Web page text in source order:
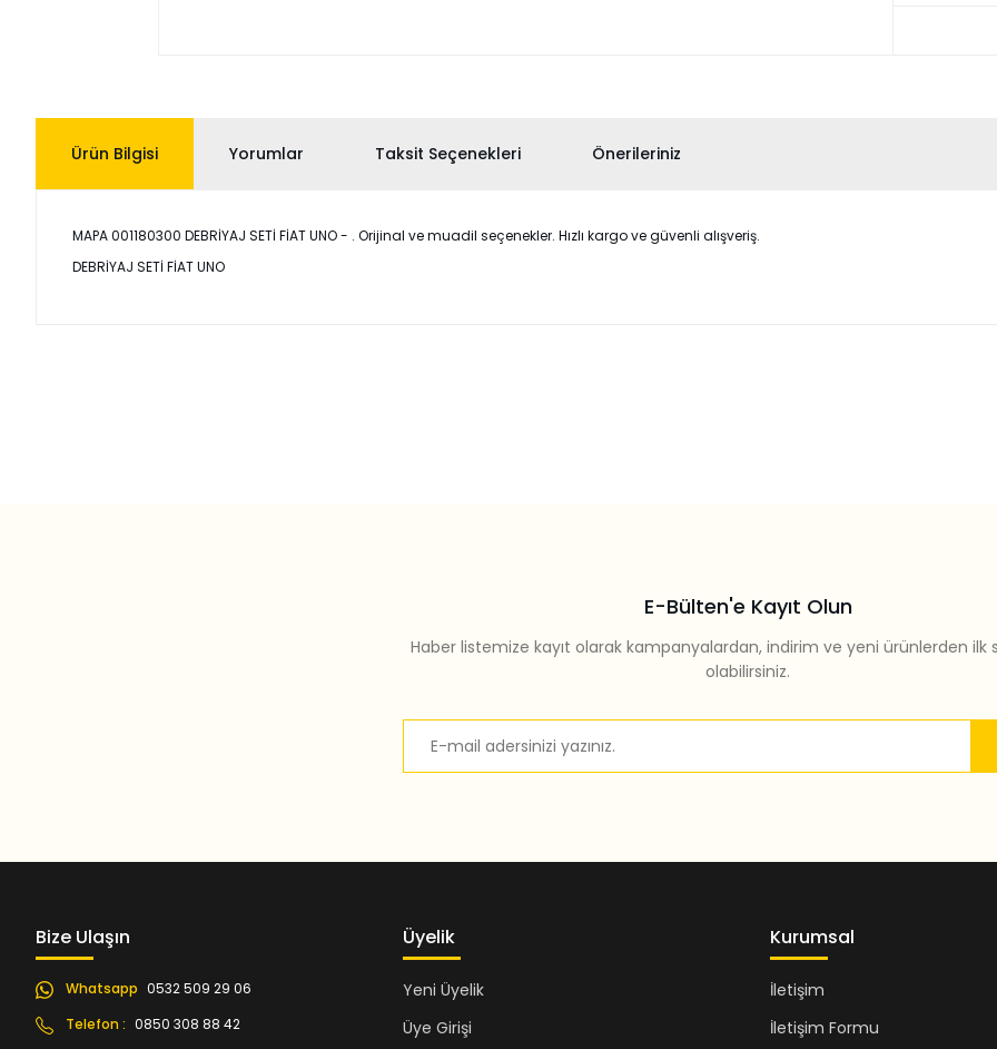
Ürün Bilgisi Yorumlar Taksit Seçenekleri Önerileriniz
MAPA 001180300 DEBRİYAJ SETİ FİAT UNO - . Orijinal ve muadil seçenekler. Hızlı kargo ve güvenli alışveriş.
DEBRİYAJ SETİ FİAT UNO
Gönder
E-Bülten'e Kayıt Olun
Haber listemize kayıt olarak kampanyalardan, indirim ve yeni ürünlerden ilk
olabilirsiniz.
Bize Ulaşın
Whatsapp 0532 509 29 06
Telefon : 0850 308 88 42
Üyelik
Yeni Üyelik
Üye Girişi
Kurumsal
İletişim
İletişim Formu